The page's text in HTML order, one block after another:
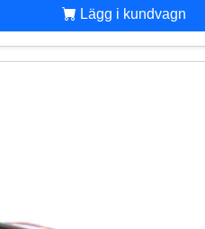
Lägg i kundvagn